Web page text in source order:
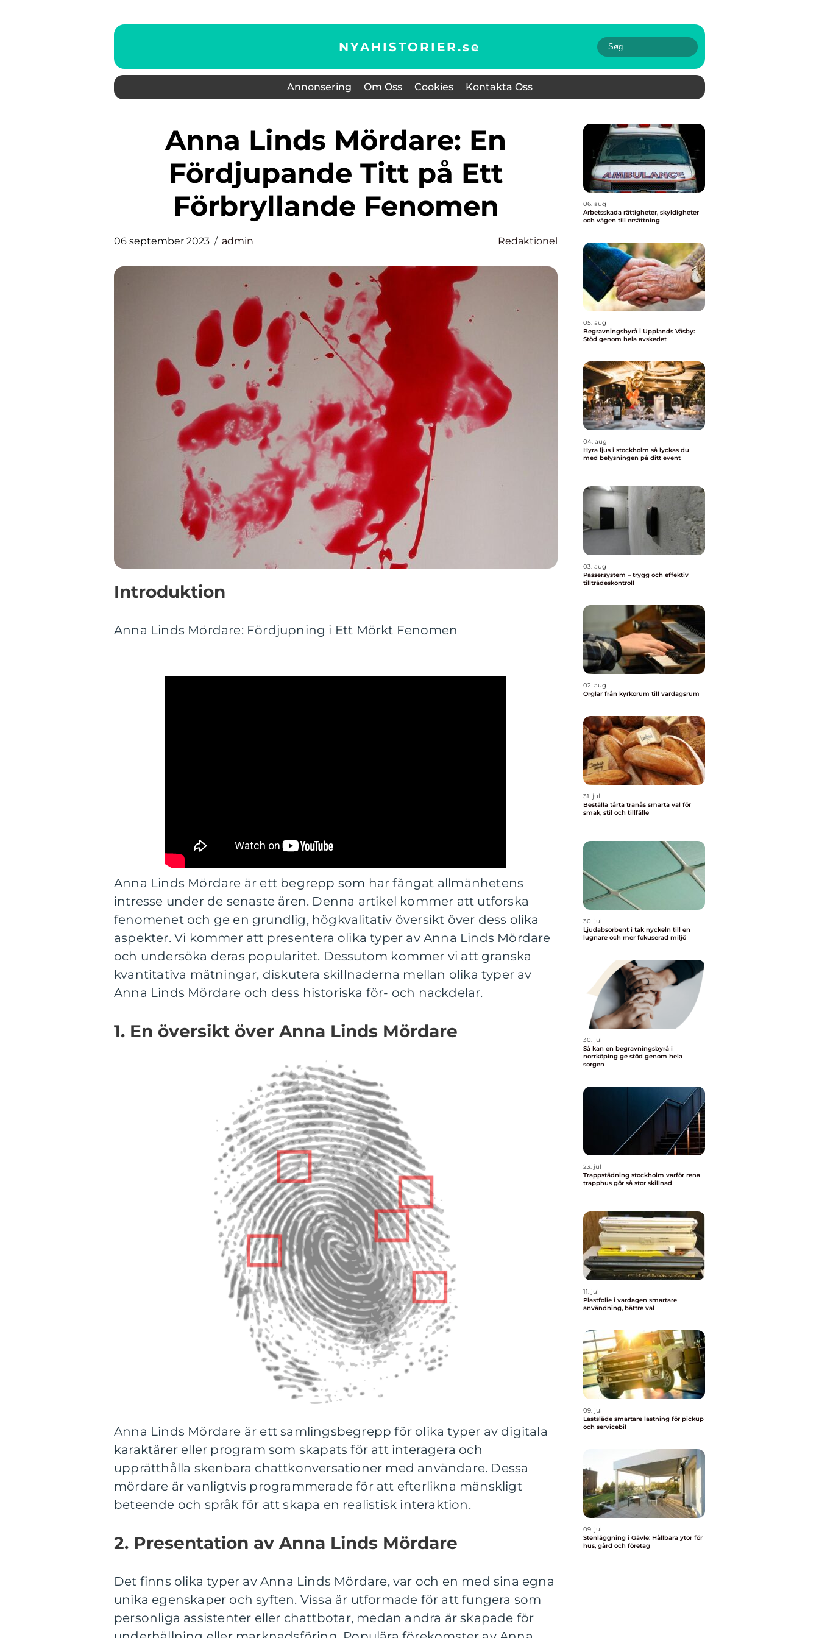
NYAHISTORIER.se
Annonsering Om Oss Cookies Kontakta Oss
Anna Linds Mördare: En
Fördjupande Titt på Ett
Förbryllande Fenomen
06 september 2023 admin Redaktionel
Introduktion
Anna Linds Mördare: Fördjupning i Ett Mörkt Fenomen
Anna Linds Mördare är ett begrepp som har fångat allmänhetens
intresse under de senaste åren. Denna artikel kommer att utforska
fenomenet och ge en grundlig, högkvalitativ översikt över dess olika
aspekter. Vi kommer att presentera olika typer av Anna Linds Mördare
och undersöka deras popularitet. Dessutom kommer vi att granska
kvantitativa mätningar, diskutera skillnaderna mellan olika typer av
Anna Linds Mördare och dess historiska för- och nackdelar.
1. En översikt över Anna Linds Mördare
Anna Linds Mördare är ett samlingsbegrepp för olika typer av digitala
karaktärer eller program som skapats för att interagera och
upprätthålla skenbara chattkonversationer med användare. Dessa
mördare är vanligtvis programmerade för att efterlikna mänskligt
beteende och språk för att skapa en realistisk interaktion.
2. Presentation av Anna Linds Mördare
Det finns olika typer av Anna Linds Mördare, var och en med sina egna
unika egenskaper och syften. Vissa är utformade för att fungera som
personliga assistenter eller chattbotar, medan andra är skapade för
06. aug
Arbetsskada rättigheter, skyldigheter
och vägen till ersättning
05. aug
Begravningsbyrå i Upplands Väsby:
Stöd genom hela avskedet
04. aug
Hyra ljus i stockholm så lyckas du
med belysningen på ditt event
03. aug
Passersystem – trygg och effektiv
tillträdeskontroll
02. aug
Orglar från kyrkorum till vardagsrum
31. jul
Beställa tårta tranås smarta val för
smak, stil och tillfälle
30. jul
Ljudabsorbent i tak nyckeln till en
lugnare och mer fokuserad miljö
30. jul
Så kan en begravningsbyrå i
norrköping ge stöd genom hela
sorgen
23. jul
Trappstädning stockholm varför rena
trapphus gör så stor skillnad
11. jul
Plastfolie i vardagen smartare
användning, bättre val
09. jul
Lastsläde smartare lastning för pickup
och servicebil
09. jul
Stenläggning i Gävle: Hållbara ytor för
hus, gård och företag